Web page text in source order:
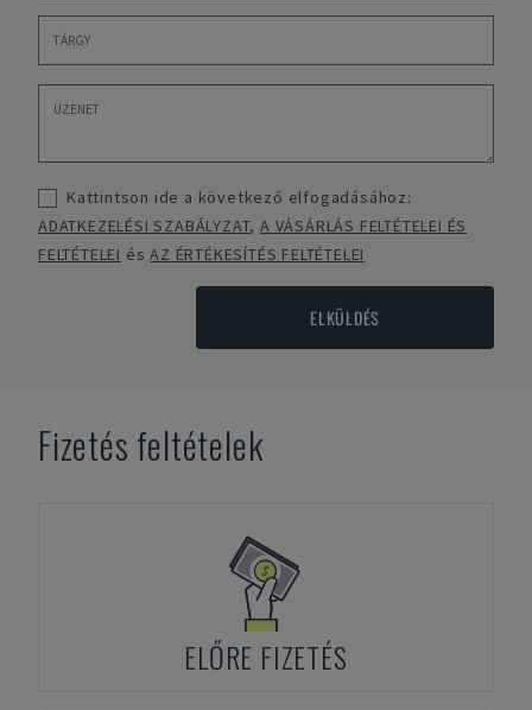
Kattintson ide a következő elfogadásához:
ADATKEZELÉSI SZABÁLYZAT,A VÁSÁRLÁS FELTÉTELEI ÉS
FELTÉTELEI ésAZ ÉRTÉKESÍTÉS FELTÉTELEI
ELKÜLDÉS
Fizetés feltételek
ELŐRE FIZETÉS